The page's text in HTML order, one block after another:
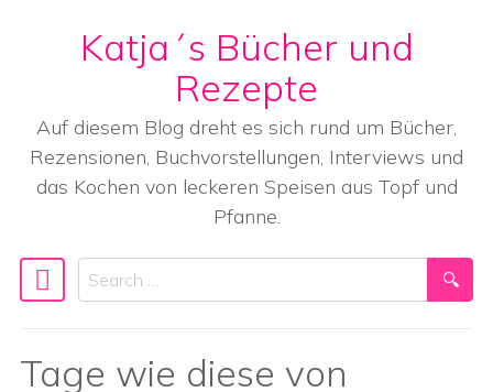
Skip to content
Katja´s Bücher und
Rezepte
Auf diesem Blog dreht es sich rund um Bücher,
Rezensionen, Buchvorstellungen, Interviews und
das Kochen von leckeren Speisen aus Topf und
Pfanne.
Main Navigation
Search
Tage wie diese von